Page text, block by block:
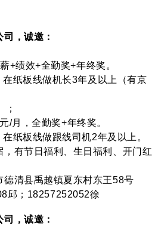
，诚邀：
+绩效+全勤奖+年终奖。
纸板线做机长3年及以上（有京
；
/月，全勤奖+年终奖。
纸板线做跟线司机2年及以上。
，有节日福利、生日福利、开门红
德清县禹越镇夏东村东王58号
邱；18257252052徐
，诚邀：